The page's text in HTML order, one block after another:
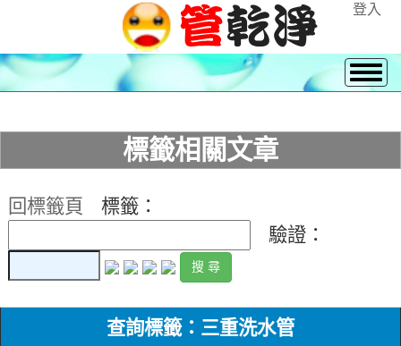
登入
標籤相關文章
回標籤頁
標籤：
驗證：
查詢標籤：三重洗水管